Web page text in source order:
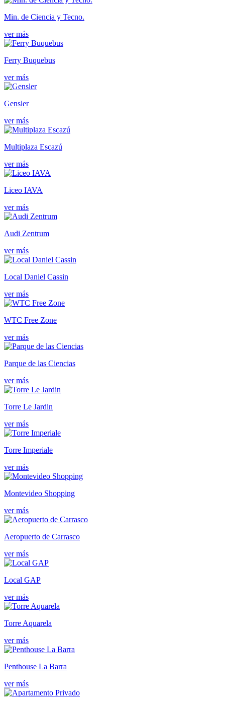
Min. de Ciencia y Tecno.
ver más
Ferry Buquebus
ver más
Gensler
ver más
Multiplaza Escazú
ver más
Liceo IAVA
ver más
Audi Zentrum
ver más
Local Daniel Cassin
ver más
WTC Free Zone
ver más
Parque de las Ciencias
ver más
Torre Le Jardin
ver más
Torre Imperiale
ver más
Montevideo Shopping
ver más
Aeropuerto de Carrasco
ver más
Local GAP
ver más
Torre Aquarela
ver más
Penthouse La Barra
ver más